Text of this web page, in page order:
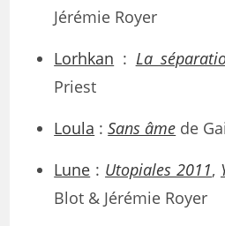
Jérémie Royer
Lorhkan : La
Priest
Loula :Sans âme de
Lune : Utopiales 2011,
Blot & Jérémie Royer